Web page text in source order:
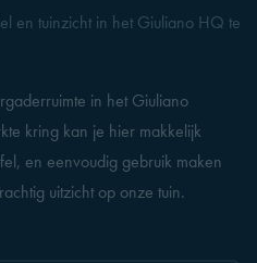
en tuinzicht in het Giuliano HQ te
in het Giuliano
kring kan je hier makkelijk
en eenvoudig gebruik maken
uitzicht op onze tuin.